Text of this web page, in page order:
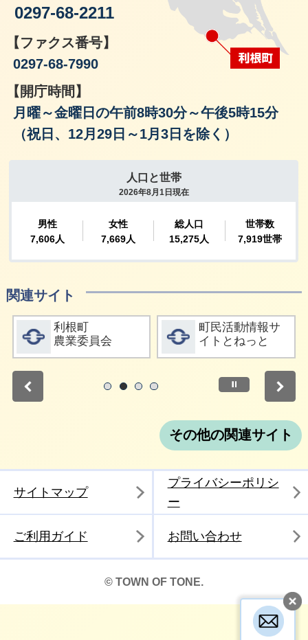
0297-68-2211
【ファクス番号】
0297-68-7990
【開庁時間】
月曜～金曜日の午前8時30分～午後5時15分
（祝日、12月29日～1月3日を除く）
関連サイト
詳細をみる
利根町
農業委員会
詳細をみる
町民活動情報サ
イトとねっと
停止
その他の関連サイト
サイトマップ
プライバシーポリシ
ー
ご利用ガイド お問い合わせ
© TOWN OF TONE.